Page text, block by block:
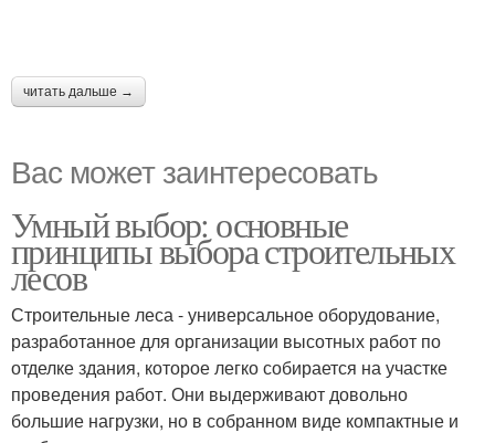
читать дальше →
Вас может заинтересовать
Умный выбор: основные
принципы выбора строительных
лесов
Строительные леса - универсальное оборудование,
разработанное для организации высотных работ по
отделке здания, которое легко собирается на участке
проведения работ. Они выдерживают довольно
большие нагрузки, но в собранном виде компактные и